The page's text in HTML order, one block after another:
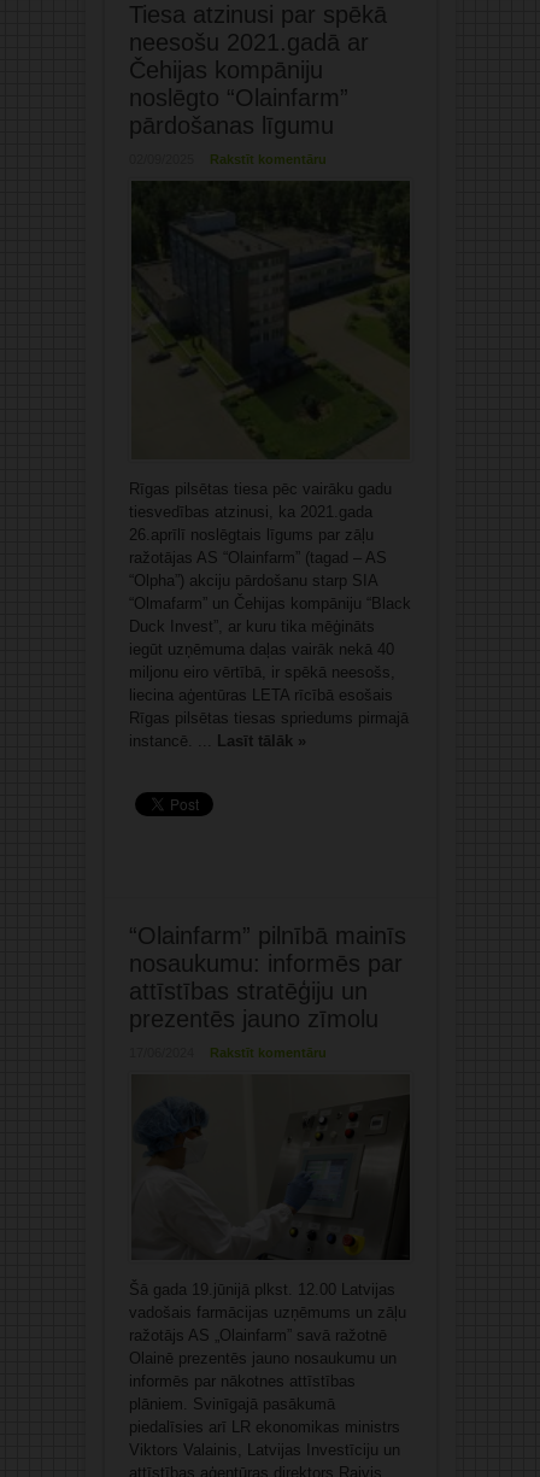
Tiesa atzinusi par spēkā
neesošu 2021.gadā ar
Čehijas kompāniju
noslēgto “Olainfarm”
pārdošanas līgumu
Rakstīt komentāru
Rīgas pilsētas tiesa pēc vairāku gadu
tiesvedības atzinusi, ka 2021.gada
26.aprīlī noslēgtais līgums par zāļu
ražotājas AS “Olainfarm” (tagad – AS
“Olpha”) akciju pārdošanu starp SIA
“Olmafarm” un Čehijas kompāniju “Black
Duck Invest”, ar kuru tika mēģināts
iegūt uzņēmuma daļas vairāk nekā 40
miljonu eiro vērtībā, ir spēkā neesošs,
liecina aģentūras LETA rīcībā esošais
Rīgas pilsētas tiesas spriedums pirmajā
instancē. ... Lasīt tālāk »
“Olainfarm” pilnībā mainīs
nosaukumu: informēs par
attīstības stratēģiju un
prezentēs jauno zīmolu
Rakstīt komentāru
Šā gada 19.jūnijā plkst. 12.00 Latvijas
vadošais farmācijas uzņēmums un zāļu
ražotājs AS „Olainfarm” savā ražotnē
Olainē prezentēs jauno nosaukumu un
informēs par nākotnes attīstības
plāniem. Svinīgajā pasākumā
piedalīsies arī LR ekonomikas ministrs
Viktors Valainis, Latvijas Investīciju un
attīstības aģentūras direktors Raivis